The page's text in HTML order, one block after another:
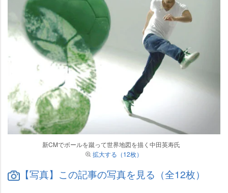
新CMでボールを蹴って世界地図を描く中田英寿氏
拡大する（12枚）
【写真】この記事の写真を見る（全12枚）